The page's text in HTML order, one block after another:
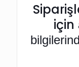
için